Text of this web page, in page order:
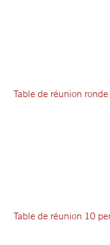
Table de réunion ronde
Table de réunion 10